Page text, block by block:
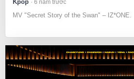
Kpop 6 năm trước
MV "Secret Story of the Swan" – IZ*ONE.